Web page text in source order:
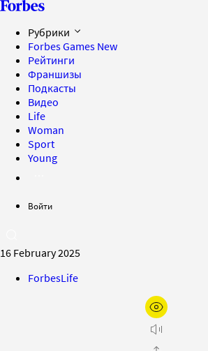
Рубрики
Forbes Games New
Рейтинги
Франшизы
Подкасты
Видео
Life
Woman
Sport
Young
Войти
16 February 2025
ForbesLife